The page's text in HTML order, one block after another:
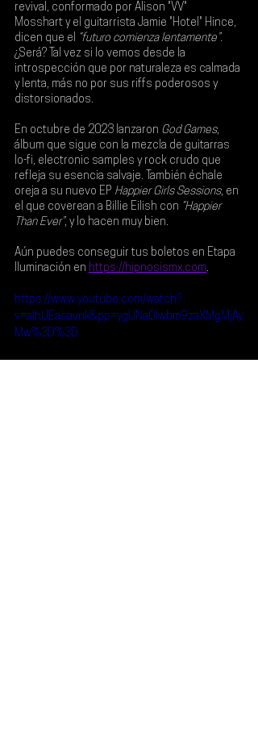
revival, conformado por Alison "VV"
Mosshart y el guitarrista Jamie "Hotel" Hince,
dicen que el “futuro comienza lentamente”.
¿Será? Tal vez si lo vemos desde la
introspección que por naturaleza es calmada
y lenta, más no por sus riffs poderosos y
distorsionados.
En octubre de 2023 lanzaron God Games,
álbum que sigue con la mezcla de guitarras
lo-fi, electronic samples y rock crudo que
refleja su esencia salvaje. También échale
oreja a su nuevo EP Happier Girls Sessions, en
el que coverean a Billie Eilish con “Happier
Than Ever”, y lo hacen muy bien.
Aún puedes conseguir tus boletos en Etapa
Iluminación en https://hipnosismx.com.
https://www.youtube.com/watch?
v=alhUEasavnk&pp=ygUNaGlwbm9zaXMgMjAy
Mw%3D%3D